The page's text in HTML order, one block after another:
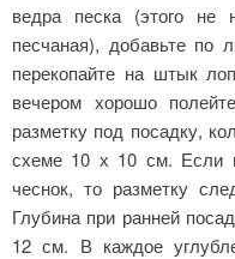
ведра песка (этого
песчаная), добавьте по
перекопайте на штык
вечером хорошо
разметку под по­садку,
схеме 10 х 10 см. Если
чеснок, то разметку
Глубина при ранней
12 см. В каждое